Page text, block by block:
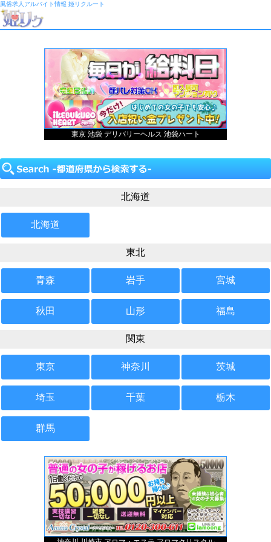
風俗求人アルバイト情報 姫リクルート
東京 池袋 デリバリーヘルス 池袋ハート
北海道
北海道
東北
青森 岩手 宮城
秋田 山形 福島
関東
東京 神奈川 茨城
埼玉 千葉 栃木
群馬